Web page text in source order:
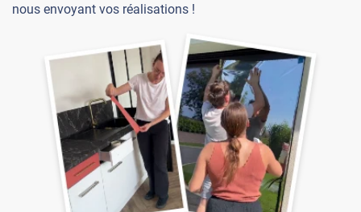
nous envoyant vos réalisations !